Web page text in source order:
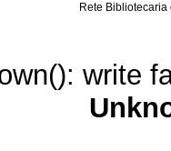
Rete
write